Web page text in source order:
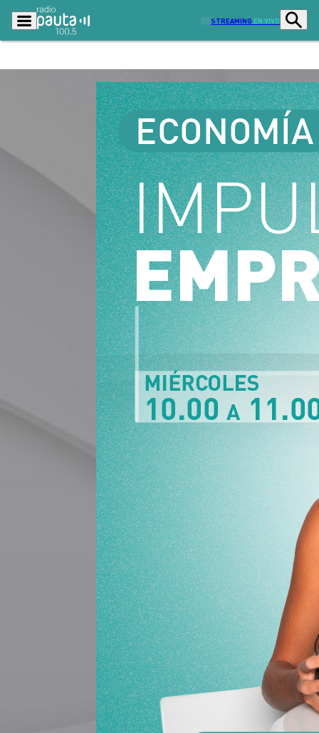
STREAMING EN VIVO
Programas
Actualidad
Economía
Radio en vivo Sostenibilidad
Tendencias Deportes
Entretención y Cultura Opinión
Dato en Pauta Señal 2
Contenido Patrocinado